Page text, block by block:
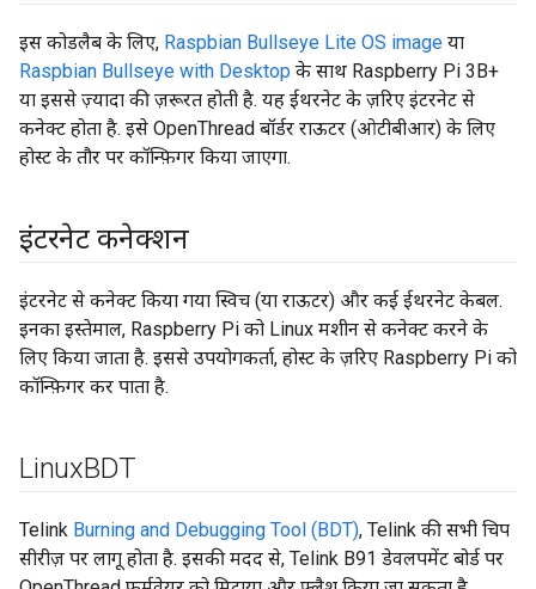
इस कोडलैब के लिए, Raspbian Bullseye Lite OS image या
Raspbian Bullseye with Desktop के साथ Raspberry Pi 3B+
या इससे ज़्यादा की ज़रूरत होती है. यह ईथरनेट के ज़रिए इंटरनेट से
कनेक्ट होता है. इसे OpenThread बॉर्डर राऊटर (ओटीबीआर) के लिए
होस्ट के तौर पर कॉन्फ़िगर किया जाएगा.
इंटरनेट कनेक्शन
इंटरनेट से कनेक्ट किया गया स्विच (या राऊटर) और कई ईथरनेट केबल.
इनका इस्तेमाल, Raspberry Pi को Linux मशीन से कनेक्ट करने के
लिए किया जाता है. इससे उपयोगकर्ता, होस्ट के ज़रिए Raspberry Pi को
कॉन्फ़िगर कर पाता है.
LinuxBDT
Telink Burning and Debugging Tool (BDT), Telink की सभी चिप
सीरीज़ पर लागू होता है. इसकी मदद से, Telink B91 डेवलपमेंट बोर्ड पर